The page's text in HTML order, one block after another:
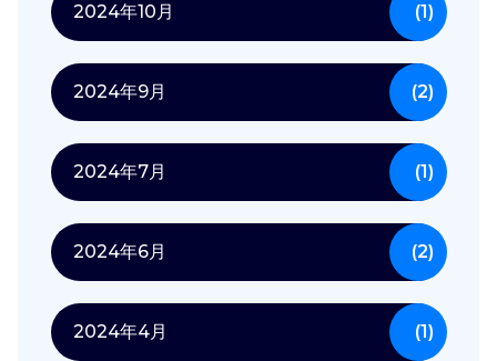
2024年10月 (1)
2024年9月 (2)
2024年7月 (1)
2024年6月 (2)
2024年4月 (1)